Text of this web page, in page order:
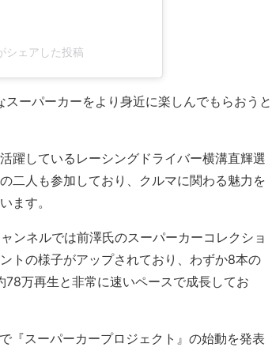
シェアした投稿
ーパーカーをより身近に楽しんでもらおうと
躍しているレーシングドライバー横溝直輝選
二人も参加しており、クルマに関わる魅力を
ます。
ンネルでは前澤氏のスーパーカーコレクショ
トの様子がアップされており、わずか8本の
万再生と非常に速いペースで成長してお
『スーパーカープロジェクト』の始動を発表